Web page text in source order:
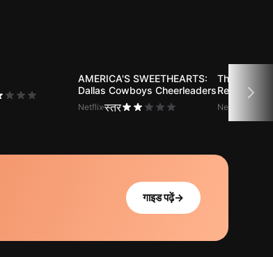
AMERICA'S SWEETHEARTS:
Dallas Cowboys Cheerleaders
Netflixस्तर
The Lord of
Return of
Netflix
गाइड पढ़ें→